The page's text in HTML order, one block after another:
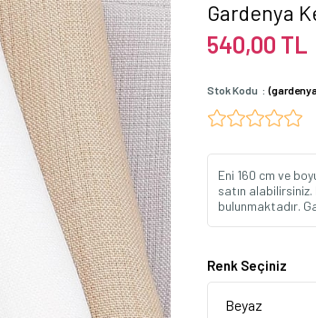
Gardenya
540,00 TL
Stok Kodu
Eni 160 cm ve
satın
bulunmaktadır.
Renk Seçiniz